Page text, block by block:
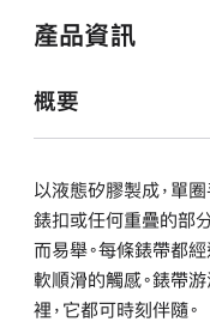
產品資訊
概要
以液態矽膠製成，單
錶扣或任何重疊的部
而易舉。每條錶帶都
軟順滑的觸感。錶帶
裡，它都可時刻伴隨。